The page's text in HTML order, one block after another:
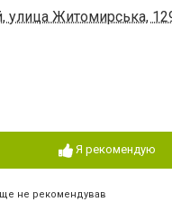
улица Житомирська,
Я рекомендую
ще не рекомендував